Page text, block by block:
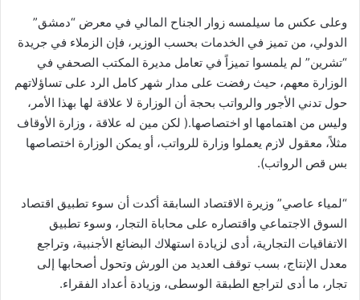
وعلى عكس ما سيلمسه زوار الجناح المالي في معرض “دمشق”
الدولي، من تميز في الخدمات بحسب الوزير، فإن الزملاء في جريدة
“تشرين” لم يلمسوا تميزاً في تعامل مديرة المكتب الصحفي في
الوزارة معهم، حيث رفضت على مدار شهر كامل الرد على تساؤلاتهم
حول تدني الأجور والرواتب بحجة أن الوزارة لا علاقة لها بهذا الأمر،
وليس من اهتمامها او اختصاصها.( لكن مين له علاقة ، وزارة الأوقاف
مثلاً، معقول لازم يعملوا وزارة للرواتب، أو يمكن الوزارة اختصاصها
بس قص الرواتب).
“لمياء عاصي” وزيرة الاقتصاد السابقة أكدت أن سوء تطبيق اقتصاد
السوق الاجتماعي واقتصاره على محاباة التجار، وسوء تطبيق
الاتفاقيات التجارية، أدى لزيادة استهلاك البضائع الأجنبية، وتراجع
معدل الإنتاج، بسب توقف العديد من الورش وتحول أصحابها إلى
تجار، ما أدى لتراجع الطبقة الوسطى، وزيادة أعداد الفقراء.